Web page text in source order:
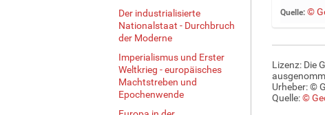
Der industrialisierte
Nationalstaat - Durchbruch
der Moderne
Imperialismus und Erster
Weltkrieg - europäisches
Machtstreben und
Epochenwende
g
e
B
l
d
i
Quelle: ©
Lizenz: Die
Urheber: ©
Quelle:©